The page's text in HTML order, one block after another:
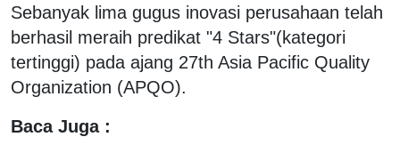
Sebanyak lima gugus inovasi perusahaan telah
berhasil meraih predikat "4 Stars"(kategori
tertinggi) pada ajang 27th Asia Pacific Quality
Organization (APQO).
Baca Juga :